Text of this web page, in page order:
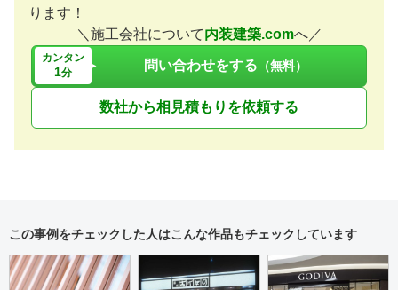
ります！
＼施工会社について内装建築.comへ／
カンタン
1分 問い合わせをする （無料）
数社から相見積もりを依頼する
この事例をチェックした人はこんな作品もチェックしています